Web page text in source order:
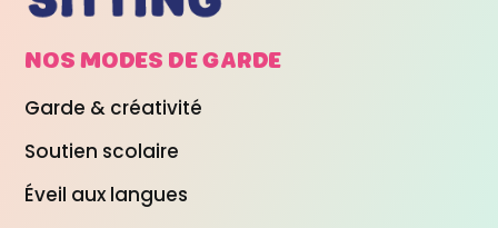
NOS MODES DEGARDE
Garde & créativité
Soutien scolaire
Éveil aux langues